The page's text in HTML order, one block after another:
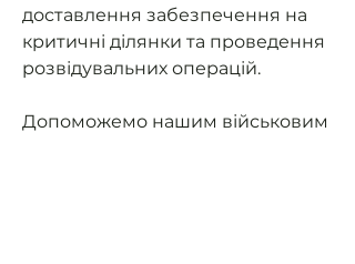
доставлення забезпечення на
критичні ділянки та проведення
розвідувальних операцій.
Допоможемо нашим військовим